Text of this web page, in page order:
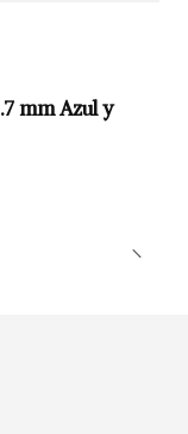
mm Azul y